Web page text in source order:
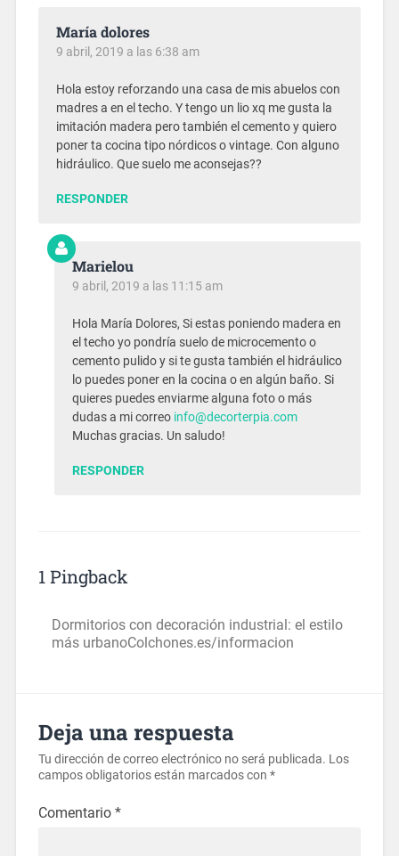
María dolores
9 abril, 2019 a las 6:38 am
Hola estoy reforzando una casa de mis abuelos con
madres a en el techo. Y tengo un lio xq me gusta la
imitación madera pero también el cemento y quiero
poner ta cocina tipo nórdicos o vintage. Con alguno
hidráulico. Que suelo me aconsejas??
RESPONDER
Marielou
9 abril, 2019 a las 11:15 am
Hola María Dolores, Si estas poniendo madera en
el techo yo pondría suelo de microcemento o
cemento pulido y si te gusta también el hidráulico
lo puedes poner en la cocina o en algún baño. Si
quieres puedes enviarme alguna foto o más
dudas a mi correo info@decorterpia.com
Muchas gracias. Un saludo!
RESPONDER
1 Pingback
Dormitorios con decoración industrial: el estilo
más urbanoColchones.es/informacion
Deja una respuesta
Tu dirección de correo electrónico no será publicada. Los
campos obligatorios están marcados con *
Comentario *